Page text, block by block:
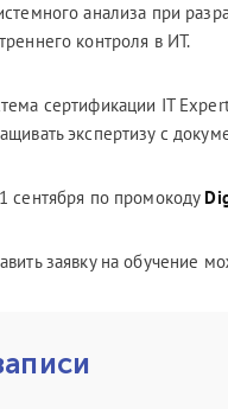
анализа при
контроля в ИТ.
сертификации IT
экспертизу с
сентября по промокоду
заявку на обучение